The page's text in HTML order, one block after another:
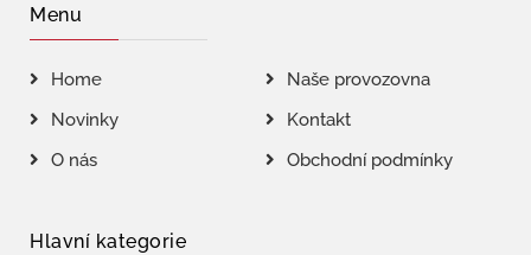
Menu
Home
Naše provozovna
Novinky
Kontakt
O nás
Obchodní podmínky
Hlavní kategorie